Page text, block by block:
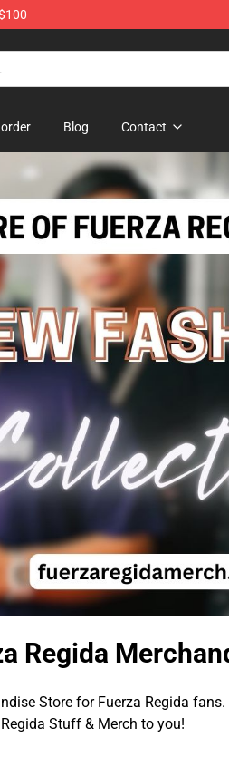
Blog Contact
Regida
Store for Fuerza Regida fans.
Stuff & Merch to you!